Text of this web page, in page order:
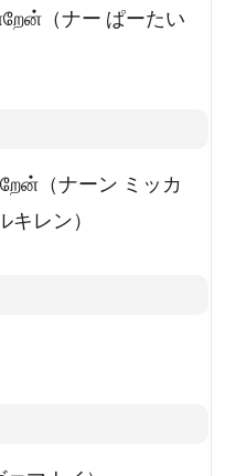
（ナー ぱーたい
（ナーン ミッカ
キレン）